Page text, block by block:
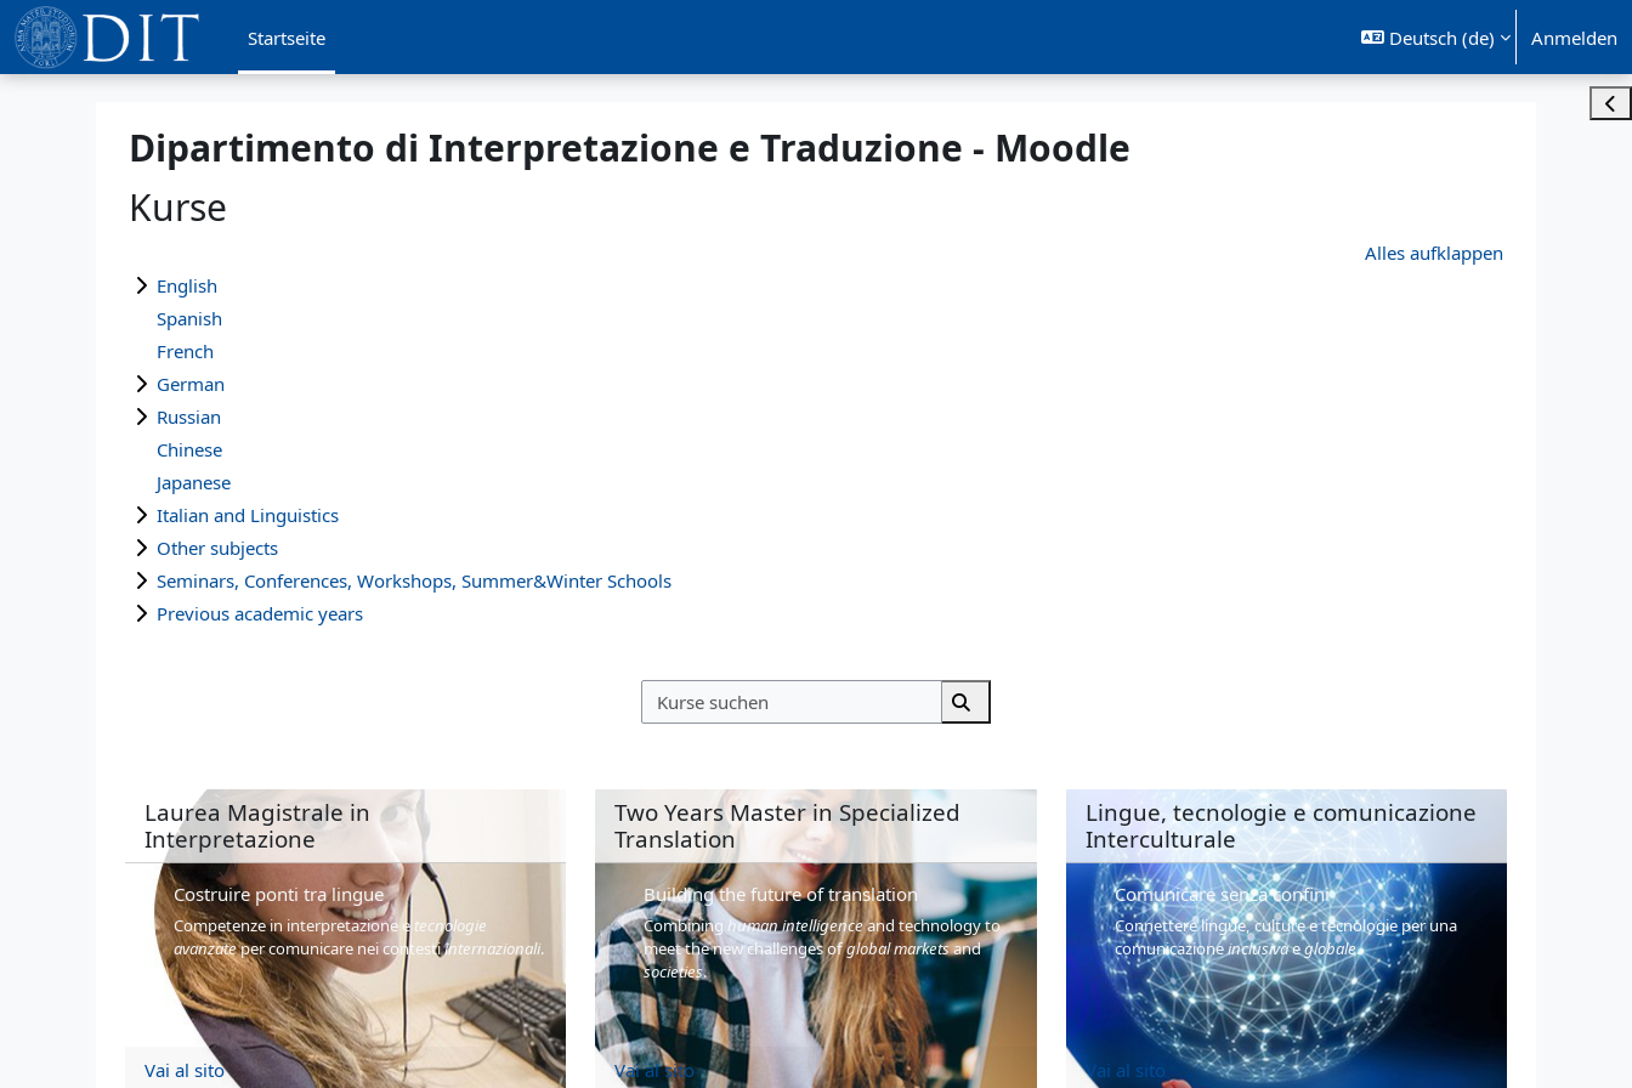
Zum Hauptinhalt
Startseite
Deutsch ‎(de)‎ Anmelden
Dipartimento di Interpretazione e Traduzione - Moodle
Kurse
Alles aufklappen
English
Spanish
French
German
Russian
Chinese
Japanese
Italian and Linguistics
Other subjects
Seminars, Conferences, Workshops, Summer&Winter Schools
Previous academic years
Kurse suchen
Kurse suchen
Laurea Magistrale in
Interpretazione
Costruire ponti tra lingue
Competenze in interpretazione e tecnologie
avanzateper comunicare nei contestiinternazionali.
Vai al sito
Two Years Master in Specialized
Translation
Building the future of translation
Combining human intelligenceand technology to
meet the new challenges ofglobal marketsand
societies.
Vai al sito
Lingue, tecnologie e comunicazione
Interculturale
Comunicare senza confini
Connettere lingue, culture e tecnologie per una
comunicazioneinclusivaeglobale.
Vai al sito